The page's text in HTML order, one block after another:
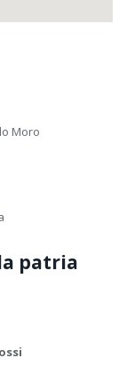
Moro
patria